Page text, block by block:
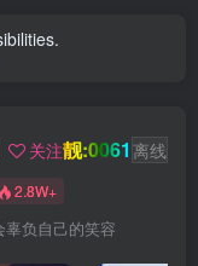
关注靓:0061 离线
2.8W+
负自己的笑容